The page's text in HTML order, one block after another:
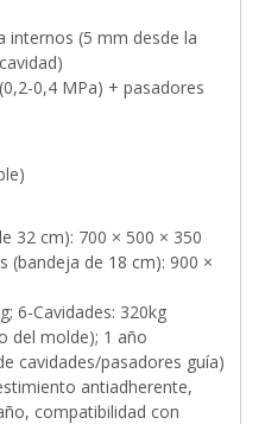
internos (5 mm desde la
0,4 MPa) + pasadores
32 cm): 700 × 500 × 350
(bandeja de 18 cm): 900 ×
6-Cavidades: 320kg
del molde); 1 año
cavidades/pasadores guía)
antiadherente,
compatibilidad con